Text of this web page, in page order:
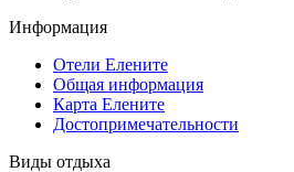
Информация
Отели Елените
Общая информация
Карта Елените
Достопримечательности
Виды отдыха